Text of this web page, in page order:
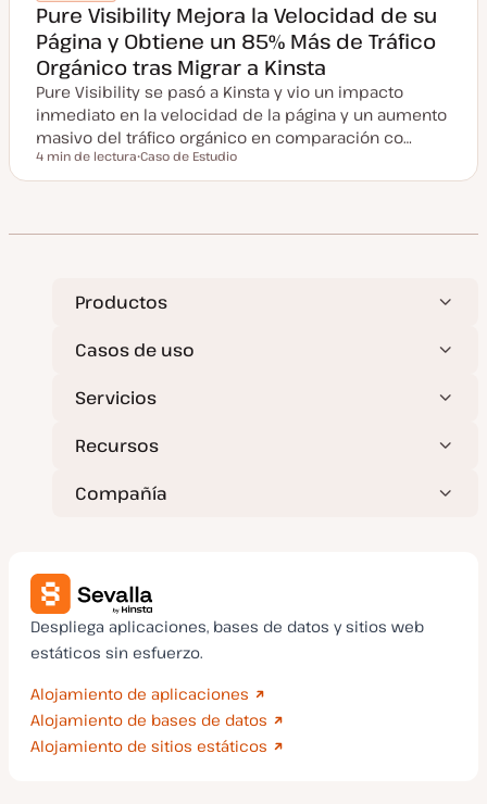
Pure Visibility Mejora la Velocidad de su
Página y Obtiene un 85% Más de Tráfico
Orgánico tras Migrar a Kinsta
Pure Visibility se pasó a Kinsta y vio un impacto
inmediato en la velocidad de la página y un aumento
masivo del tráfico orgánico en comparación co…
Tiempo de lectura
4 min de lectura
i
t
Caso de Estudio
Productos
Casos de uso
Servicios
Recursos
Compañía
Despliega aplicaciones, bases de datos y sitios web
estáticos sin esfuerzo.
Alojamiento de aplicaciones
Alojamiento de bases de datos
Alojamiento de sitios estáticos